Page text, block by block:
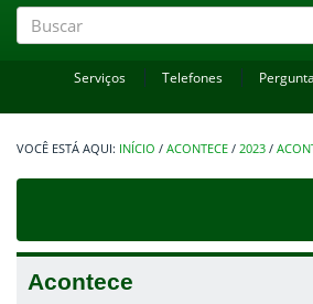
Serviços Telefones
INÍCIO / ACONTECE / 2023 /
Acontece